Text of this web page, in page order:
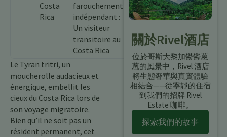
Costa
Rica
farouchement
indépendant :
Un visiteur
transitoire au
Costa Rica
Le Tyran tritri, un
moucherolle audacieux et
énergique, embellit les
cieux du Costa Rica lors de
son voyage migratoire.
Bien qu’il ne soit pas un
résident permanent, cet
關於Rivel酒店
位於哥斯大黎加鬱鬱蔥
蔥的風景中，Rivel 酒店
將生態奢華與真實體驗
相結合——從寧靜的住宿
到我們的招牌 Rivel
Estate 咖啡。
探索我們的故事